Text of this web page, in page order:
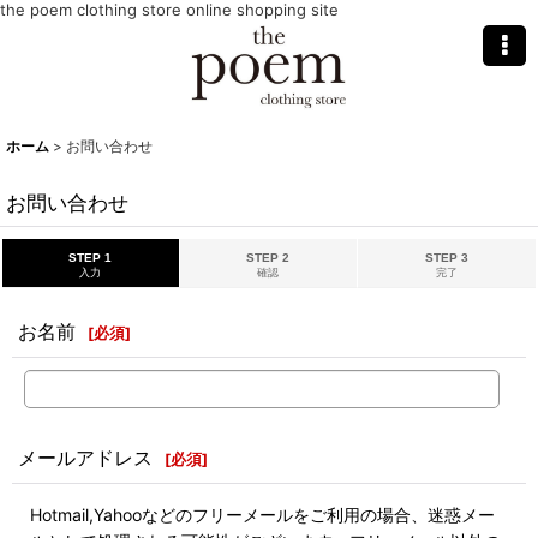
the poem clothing store online shopping site
ホーム > お問い合わせ
お問い合わせ
STEP 1
入力
STEP 2
確認
STEP 3
完了
お名前 [必須]
メールアドレス [必須]
Hotmail,Yahooなどのフリーメールをご利用の場合、迷惑メー